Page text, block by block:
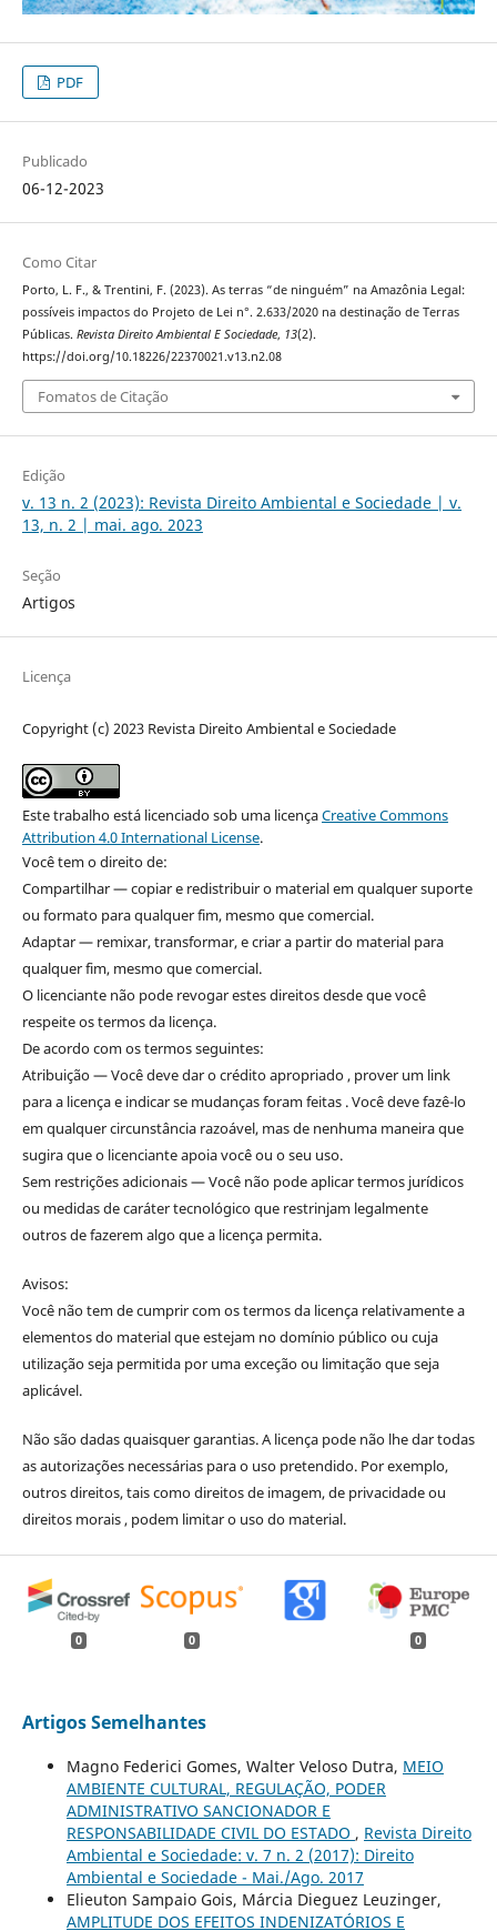
PDF
Publicado
06-12-2023
Como Citar
Porto, L. F., & Trentini, F. (2023). As terras “de ninguém” na Amazônia Legal:
possíveis impactos do Projeto de Lei n°. 2.633/2020 na destinação de Terras
Públicas. Revista Direito Ambiental E Sociedade, 13(2).
https://doi.org/10.18226/22370021.v13.n2.08
Fomatos de Citação
Edição
v. 13 n. 2 (2023): Revista Direito Ambiental e Sociedade | v.
13, n. 2 | mai. ago. 2023
Seção
Artigos
Licença
Copyright (c) 2023 Revista Direito Ambiental e Sociedade
Este trabalho está licenciado sob uma licençaCreative Commons
Attribution 4.0 International License.
Você tem o direito de:
Compartilhar — copiar e redistribuir o material em qualquer suporte
ou formato para qualquer fim, mesmo que comercial.
Adaptar — remixar, transformar, e criar a partir do material para
qualquer fim, mesmo que comercial.
O licenciante não pode revogar estes direitos desde que você
respeite os termos da licença.
De acordo com os termos seguintes:
Atribuição — Você deve dar o crédito apropriado , prover um link
para a licença e indicar se mudanças foram feitas . Você deve fazê-lo
em qualquer circunstância razoável, mas de nenhuma maneira que
sugira que o licenciante apoia você ou o seu uso.
Sem restrições adicionais — Você não pode aplicar termos jurídicos
ou medidas de caráter tecnológico que restrinjam legalmente
outros de fazerem algo que a licença permita.
Avisos:
Você não tem de cumprir com os termos da licença relativamente a
elementos do material que estejam no domínio público ou cuja
utilização seja permitida por uma exceção ou limitação que seja
aplicável.
Não são dadas quaisquer garantias. A licença pode não lhe dar todas
as autorizações necessárias para o uso pretendido. Por exemplo,
outros direitos, tais como direitos de imagem, de privacidade ou
direitos morais , podem limitar o uso do material.
0 0 0
Artigos Semelhantes
Magno Federici Gomes, Walter Veloso Dutra, MEIO
AMBIENTE CULTURAL, REGULAÇÃO, PODER
ADMINISTRATIVO SANCIONADOR E
RESPONSABILIDADE CIVIL DO ESTADO , Revista Direito
Ambiental e Sociedade: v. 7 n. 2 (2017): Direito
Ambiental e Sociedade - Mai./Ago. 2017
Elieuton Sampaio Gois, Márcia Dieguez Leuzinger,
AMPLITUDE DOS EFEITOS INDENIZATÓRIOS E